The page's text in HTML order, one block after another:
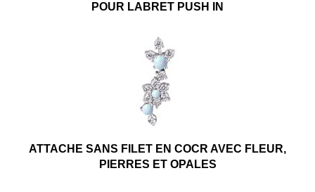
POUR LABRET PUSH IN
ATTACHE SANS FILET EN COCR AVEC FLEUR,
PIERRES ET OPALES